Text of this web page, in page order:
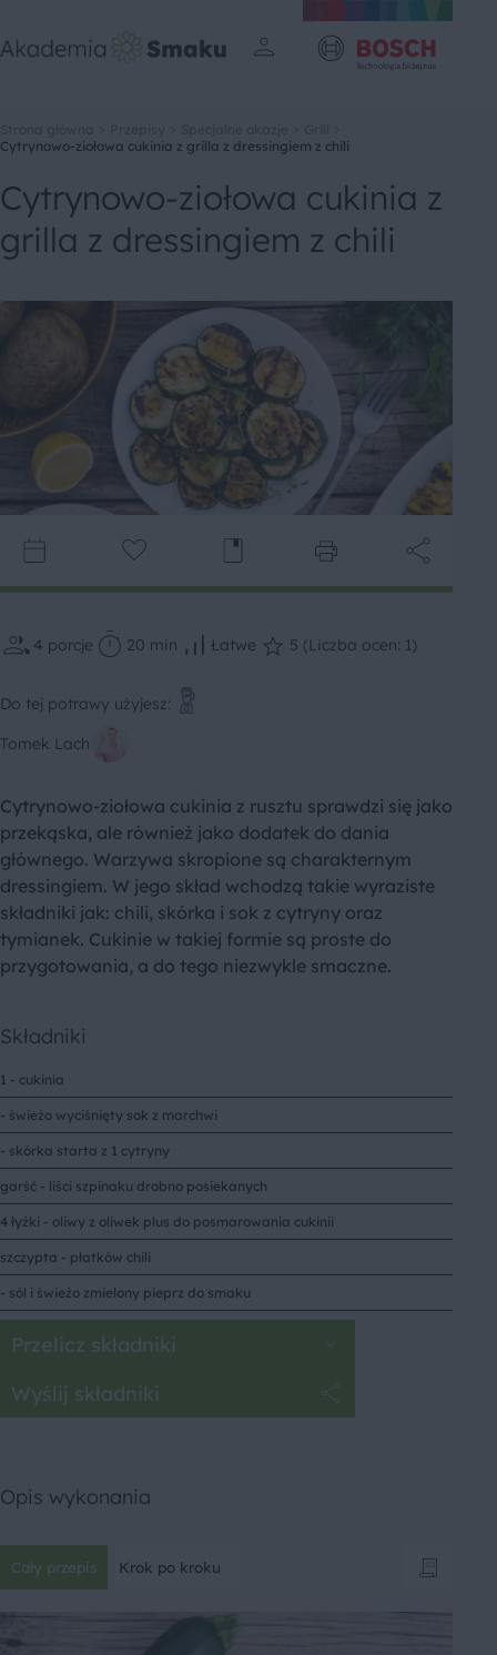
Cytrynowo-ziołowa cukinia z grilla z dressingiem z chili
Cytrynowo-ziołowa cukinia z
grilla z dressingiem z chili
4 porcje 20 min Łatwe 5 (Liczba ocen: 1)
Do tej potrawy użyjesz:
Tomek Lach
Cytrynowo-ziołowa cukinia z rusztu sprawdzi się jako
przekąska, ale również jako dodatek do dania
głównego. Warzywa skropione są charakternym
dressingiem. W jego skład wchodzą takie wyraziste
składniki jak: chili, skórka i sok z cytryny oraz
tymianek. Cukinie w takiej formie są proste do
przygotowania, a do tego niezwykle smaczne.
Składniki
1 - cukinia
- świeżo wyciśnięty sok z marchwi
- skórka starta z 1 cytryny
garść - liści szpinaku drobno posiekanych
4 łyżki - oliwy z oliwek plus do posmarowania cukinii
szczypta - płatków chili
- sól i świeżo zmielony pieprz do smaku
Przelicz składniki
Wyślij składniki
Opis wykonania
Cały przepis Krok po kroku